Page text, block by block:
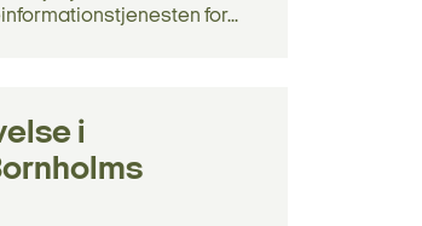
for...
i